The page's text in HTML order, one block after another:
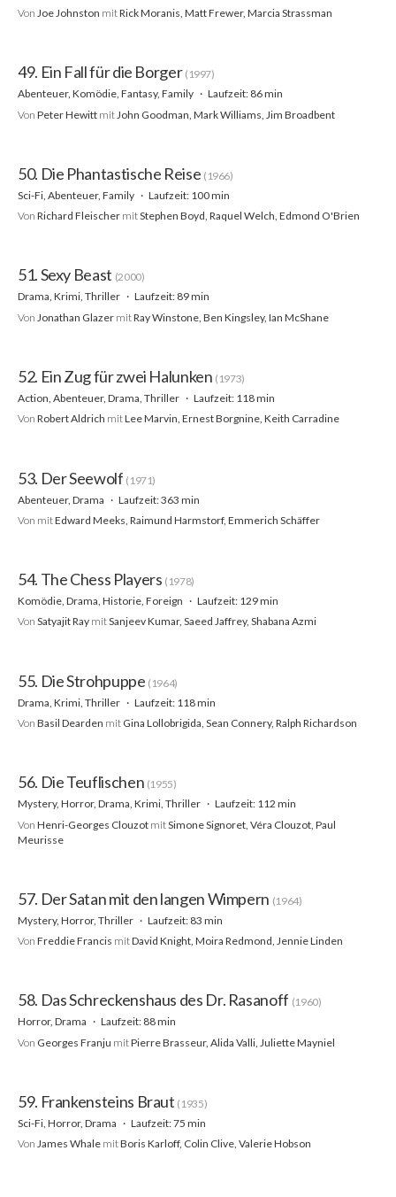
Von Joe Johnston mitRick Moranis, Matt Frewer, Marcia Strassman
49. Ein Fall für die Borger (1997)
Abenteuer, Komödie, Fantasy, Family
Laufzeit: 86 min
Von Peter Hewitt mit John Goodman, Mark Williams, Jim Broadbent
50. Die Phantastische Reise (1966)
Sci-Fi, Abenteuer, Family
Laufzeit: 100 min
Von Richard Fleischer mitStephen Boyd, Raquel Welch, Edmond O'Brien
51. Sexy Beast (2000)
Drama, Krimi, Thriller
Laufzeit: 89 min
Von Jonathan Glazer mitRay Winstone, Ben Kingsley, Ian McShane
52. Ein Zug für zwei Halunken (1973)
Action, Abenteuer, Drama, Thriller
Laufzeit: 118 min
Von Robert Aldrich mitLee Marvin, Ernest Borgnine, Keith Carradine
53. Der Seewolf (1971)
Abenteuer, Drama
Laufzeit: 363 min
Von mitEdward Meeks, Raimund Harmstorf, Emmerich Schäffer
54. The Chess Players (1978)
Komödie, Drama, Historie, Foreign
Laufzeit: 129 min
Von Satyajit Ray mitSanjeev Kumar, Saeed Jaffrey, Shabana Azmi
55. Die Strohpuppe (1964)
Drama, Krimi, Thriller
Laufzeit: 118 min
Von Basil Dearden mit Gina Lollobrigida, Sean Connery, Ralph Richardson
56. Die Teuflischen (1955)
Mystery, Horror, Drama, Krimi, Thriller
Laufzeit: 112 min
Von Henri-Georges Clouzot mitSimone Signoret, Véra Clouzot, Paul
Meurisse
57. Der Satan mit den langen Wimpern (1964)
Mystery, Horror, Thriller
Laufzeit: 83 min
Von Freddie Francis mitDavid Knight, Moira Redmond, Jennie Linden
58. Das Schreckenshaus des Dr. Rasanoff (1960)
Horror, Drama
Laufzeit: 88 min
Von Georges Franju mitPierre Brasseur, Alida Valli, Juliette Mayniel
59. Frankensteins Braut (1935)
Sci-Fi, Horror, Drama
Laufzeit: 75 min
Von James Whale mitBoris Karloff, Colin Clive, Valerie Hobson